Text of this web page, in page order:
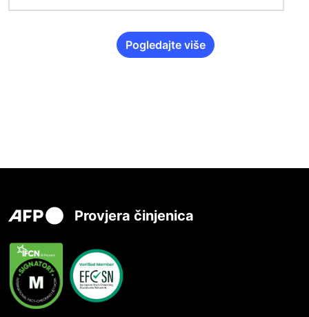
Pogledajte više
Provjera činjenica